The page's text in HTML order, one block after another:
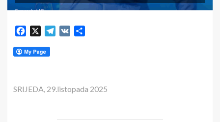
Facebook Telegram
VK
SRIJEDA, 29.listopada 2025